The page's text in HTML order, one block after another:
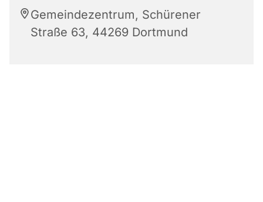
Gemeindezentrum, Schürener
Straße 63, 44269 Dortmund